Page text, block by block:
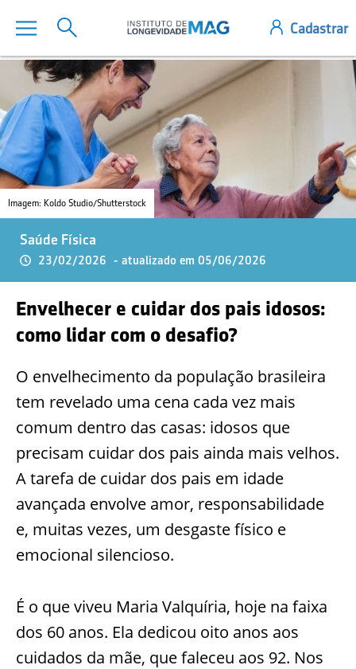
Imagem: Koldo Studio/Shutterstock
Saúde Física
23/02/2026 - atualizado em 05/06/2026
Envelhecer e cuidar dos pais idosos:
como lidar com o desafio?
O envelhecimento da população brasileira
tem revelado uma cena cada vez mais
comum dentro das casas: idosos que
precisam cuidar dos pais ainda mais velhos.
A tarefa de cuidar dos pais em idade
avançada envolve amor, responsabilidade
e, muitas vezes, um desgaste físico e
emocional silencioso.
É o que viveu Maria Valquíria, hoje na faixa
dos 60 anos. Ela dedicou oito anos aos
cuidados da mãe, que faleceu aos 92. Nos